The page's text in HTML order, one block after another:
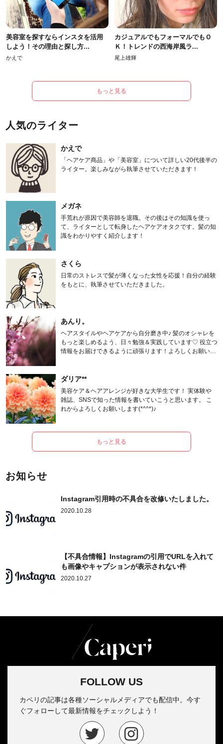
美容室を探すならインスタを活用
しよう！その理由と探し方...
かえで
カジュアルでもフォーマルでもＯ
Ｋ！トレンドの西海岸風ラ...
尾上雄輝
もっと見る
人気のライター
かえで
「ヘアケア商品」や「美容室」について詳しい20代後半の
ライター。楽しみながら執筆させていただきます！
メガネ
手荒れが原因で美容師を退職。その後はその知識を使っ
て、ライターとして転身したヘアケアオタクです。髪の知
識をわかりやすく紹介します！
さくら
日常のストレスで髪が薄くなった女性を応援！自分の経験
をもとに、執筆させていただきました。
あんり。
ヘアスタイルやヘアケアから自分磨き中♪ 髪のオシャレを
もっと楽しめるよう、日々勉強＆実践しています♡ 役立つ
情報をお届けできるように頑張ります！よろしくお願いし
ダリア**
美容ケア＆ヘアアレンジが好きな大学生です！ 実体験や
雑誌、SNSで知った情報を書いていこうと思います。 こ
れからよろしくお願いします(*^^*)♪
もっと見る
お知らせ
Instagram引用時の不具合を改修いたしました。
2020.10.28
【不具合情報】Instagramの引用でURLを入れて
も画像やキャプションが表示されない件
2020.10.27
FOLLOW US
カペリの記事は各種ソーシャルメディアでも配信中。今す
ぐフォローして最新情報をチェックしよう！